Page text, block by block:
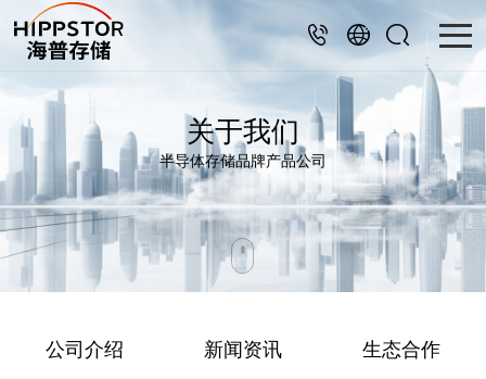
关于我们
半导体存储品牌产品公司
公司介绍 新闻资讯 生态合作